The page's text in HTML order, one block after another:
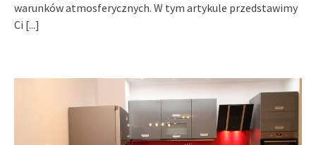
warunków atmosferycznych. W tym artykule przedstawimy
Ci [...]